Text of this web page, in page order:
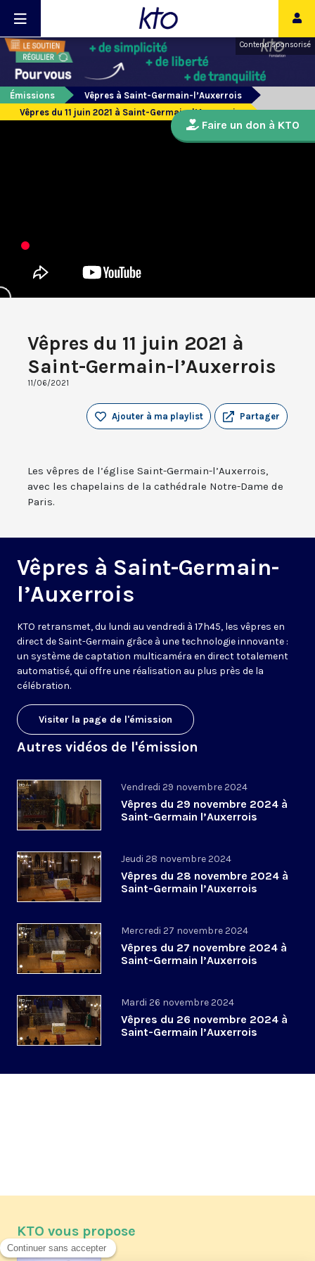
Contenu sponsorisé
Émissions
Vêpres à Saint-Germain-l’Auxerrois
Vêpres du 11 juin 2021 à Saint-Germain-l’Auxerrois
Vêpres du 11 juin 2021 à
Saint-Germain-l’Auxerrois
11/06/2021
Partager
Ajouter à ma playlist
Les vêpres de l’église Saint-Germain-l’Auxerrois,
avec les chapelains de la cathédrale Notre-Dame de
Paris.
Vêpres à Saint-Germain-
l’Auxerrois
KTO retransmet, du lundi au vendredi à 17h45, les vêpres en
direct de Saint-Germain grâce à une technologie innovante :
un système de captation multicaméra en direct totalement
automatisé, qui offre une réalisation au plus près de la
célébration.
Visiter la page de l'émission
Autres vidéos de l'émission
Vendredi 29 novembre 2024
Vêpres du 29 novembre 2024 à
Saint-Germain l’Auxerrois
Jeudi 28 novembre 2024
Vêpres du 28 novembre 2024 à
Saint-Germain l’Auxerrois
Mercredi 27 novembre 2024
Vêpres du 27 novembre 2024 à
Saint-Germain l’Auxerrois
Mardi 26 novembre 2024
Vêpres du 26 novembre 2024 à
Saint-Germain l’Auxerrois
Faire un don à KTO
KTO vous propose